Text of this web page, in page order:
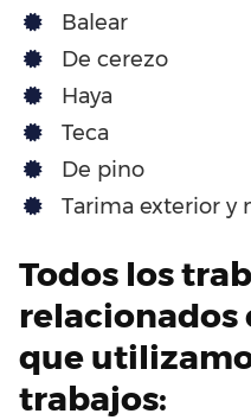
Balear
De cerezo
Haya
Teca
De pino
Tarima exterior y
Todos los
relacionados
que
trabajos: